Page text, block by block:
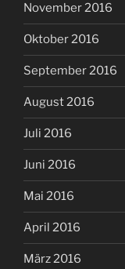
November 2016
Oktober 2016
September 2016
August 2016
Juli 2016
Juni 2016
Mai 2016
April 2016
März 2016